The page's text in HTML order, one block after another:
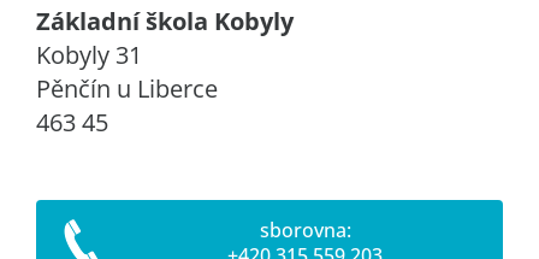
Základní škola Kobyly
Kobyly 31
Pěnčín u Liberce
463 45
sborovna: